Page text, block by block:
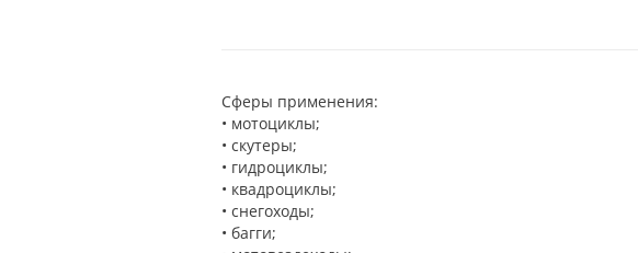
Сферы применения:
• мотоциклы;
• скутеры;
• гидроциклы;
• квадроциклы;
• снегоходы;
• багги;